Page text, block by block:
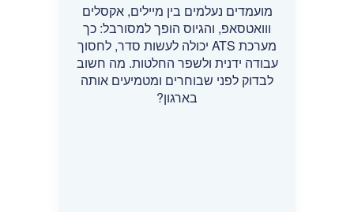
מועמדים נעלמים בין מיילים, אקסלים
ווואטסאפ, והגיוס הופך למסורבל: כך
מערכת ATS יכולה לעשות סדר, לחסוך
עבודה ידנית ולשפר החלטות. מה חשוב
לבדוק לפני שבוחרים ומטמיעים אותה
בארגון?